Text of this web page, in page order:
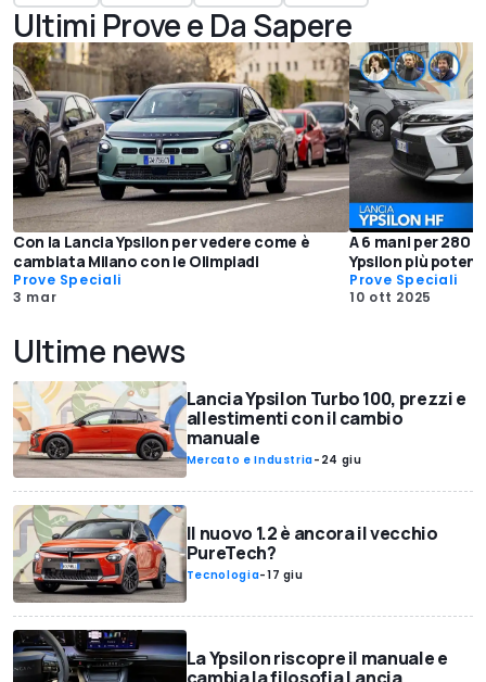
Ultimi Prove e Da Sapere
Con la Lancia Ypsilon per vedere come è
cambiata Milano con le Olimpiadi
Prove Speciali
3 mar
A 6 mani per 280
Ypsilon più
Prove Speciali
10 ott 2025
Ultime news
Lancia Ypsilon Turbo 100, prezzi e
allestimenti con il cambio
manuale
Mercato e Industria- 24 giu
Il nuovo 1.2 è ancora il vecchio
PureTech?
Tecnologia-17 giu
La Ypsilon riscopre il manuale e